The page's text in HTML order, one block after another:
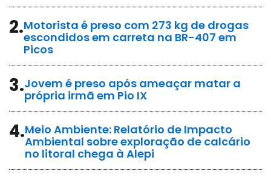
2.Motorista é preso com 273 kg de drogas
escondidos em carreta na BR-407 em
Picos
3.Jovem é preso após ameaçar matar a
própria irmã em Pio IX
4.Meio Ambiente: Relatório de Impacto
Ambiental sobre exploração de calcário
no litoral chega à Alepi